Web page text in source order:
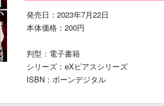
発売日：2023年7月22日
本体価格：200円
判型：電子書籍
シリーズ：eXピアスシリーズ
ISBN：ボーンデジタル